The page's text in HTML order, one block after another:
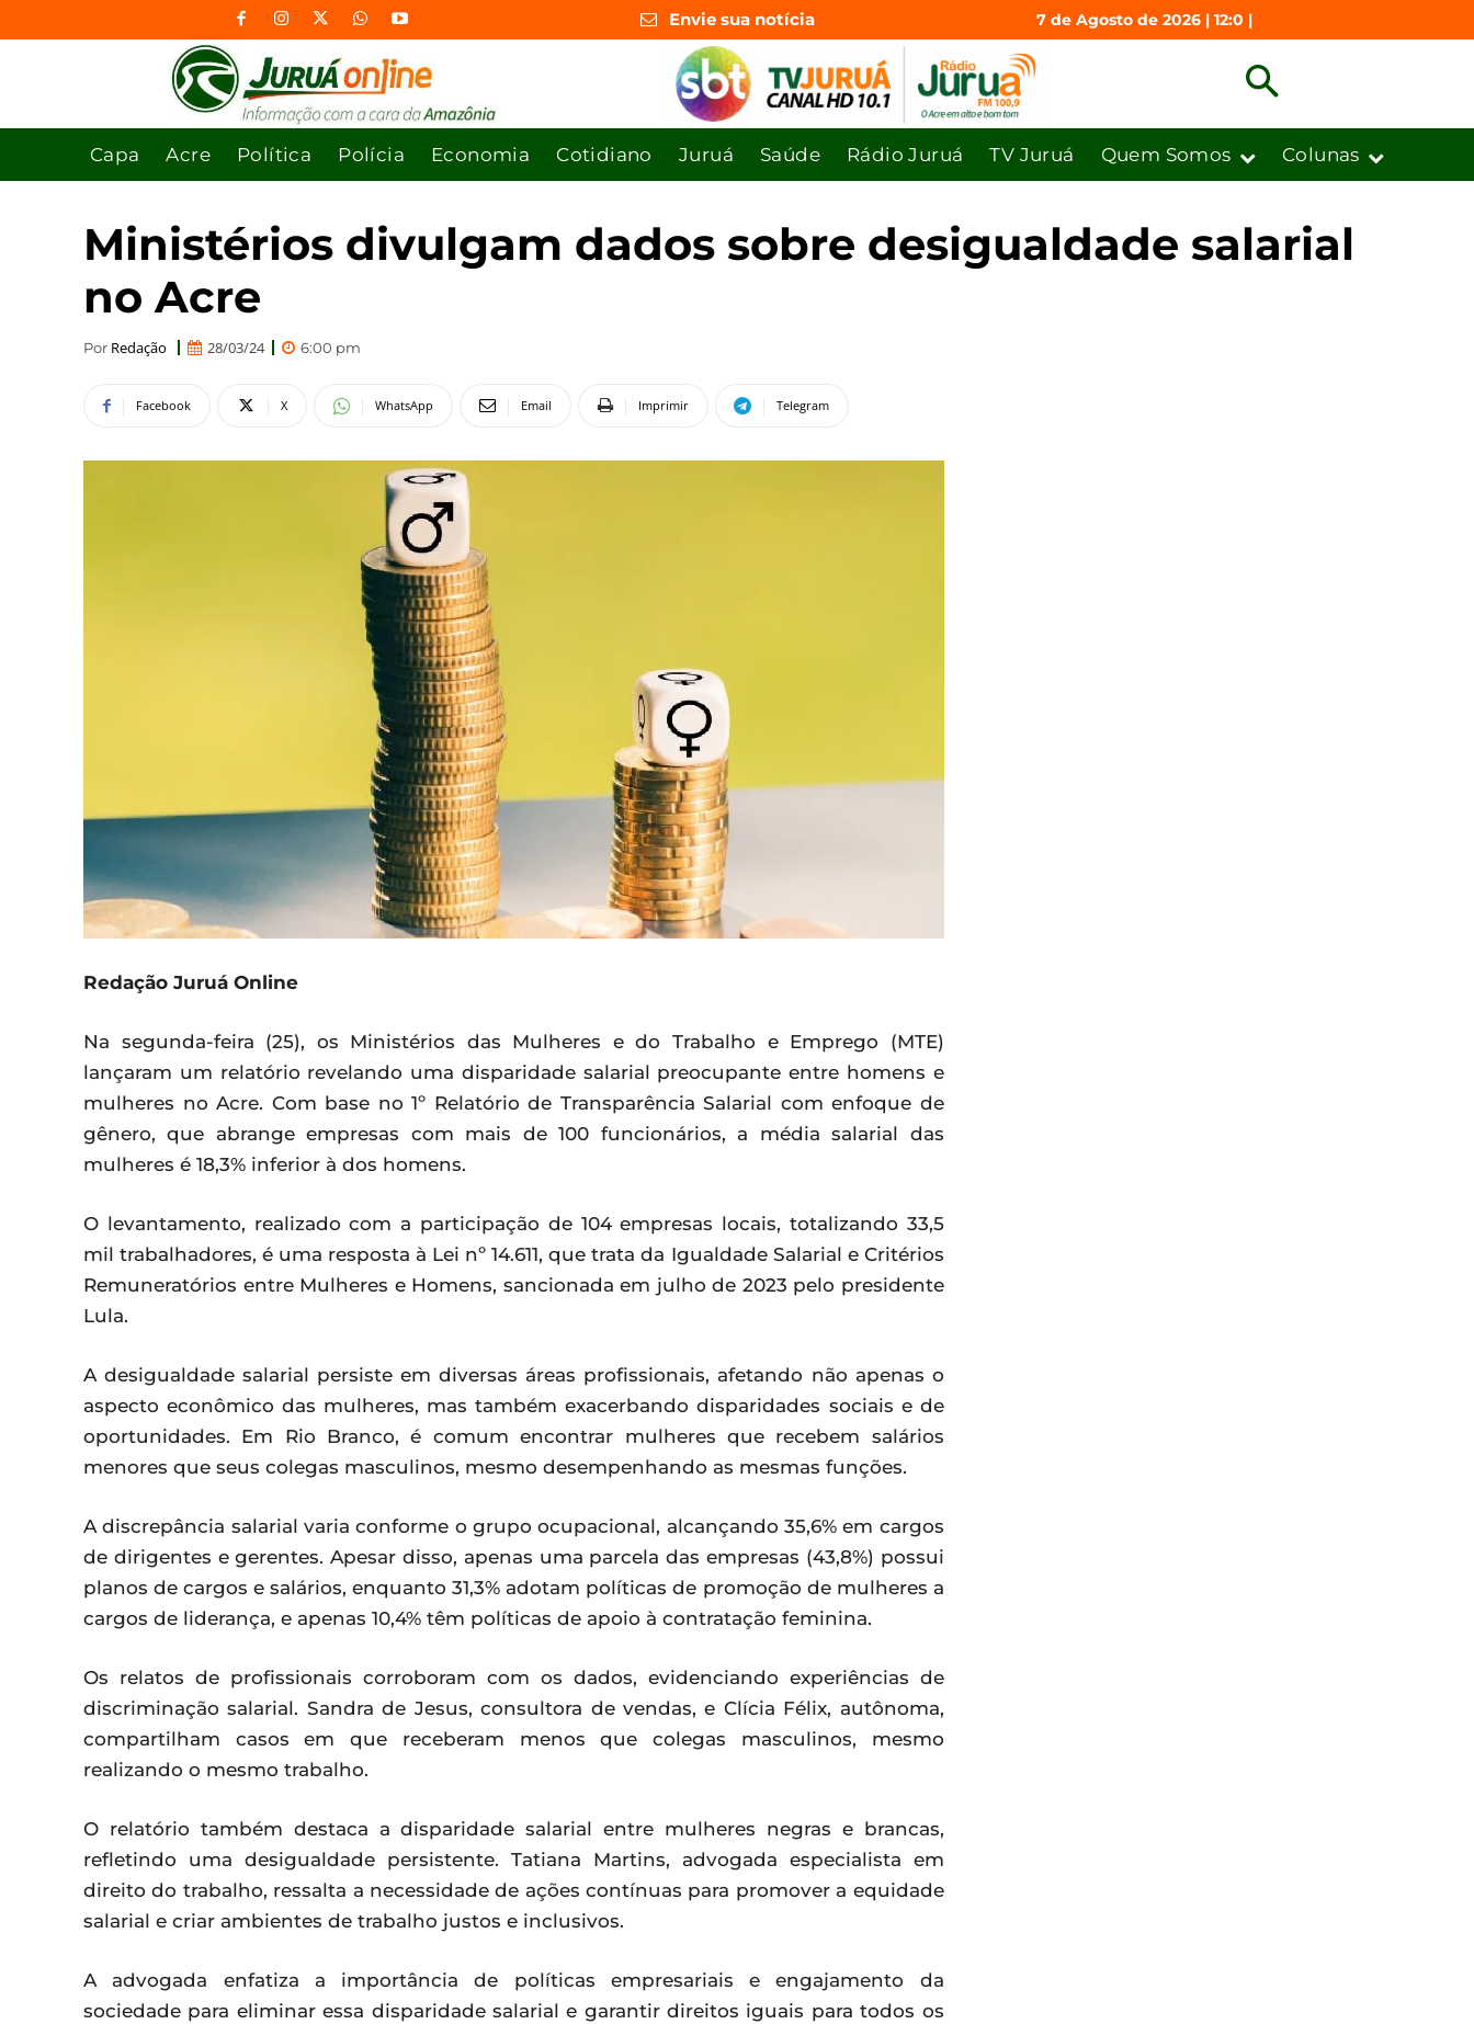
Envie sua notícia 7 de Agosto de 2026 | 12:0 |
Capa Acre Política Polícia Economia Cotidiano Juruá Saúde Rádio Juruá TV Juruá Quem Somos Colunas
Ministérios divulgam dados sobre desigualdade salarial
no Acre
Por Redação 28/03/24 6:00 pm
Facebook X WhatsApp Email Imprimir Telegram
Redação Juruá Online
Na segunda-feira (25), os Ministérios das Mulheres e do Trabalho e Emprego (MTE)
lançaram um relatório revelando uma disparidade salarial preocupante entre homens e
mulheres no Acre. Com base no 1º Relatório de Transparência Salarial com enfoque de
gênero, que abrange empresas com mais de 100 funcionários, a média salarial das
mulheres é 18,3% inferior à dos homens.
O levantamento, realizado com a participação de 104 empresas locais, totalizando 33,5
mil trabalhadores, é uma resposta à Lei nº 14.611, que trata da Igualdade Salarial e Critérios
Remuneratórios entre Mulheres e Homens, sancionada em julho de 2023 pelo presidente
Lula.
A desigualdade salarial persiste em diversas áreas profissionais, afetando não apenas o
aspecto econômico das mulheres, mas também exacerbando disparidades sociais e de
oportunidades. Em Rio Branco, é comum encontrar mulheres que recebem salários
menores que seus colegas masculinos, mesmo desempenhando as mesmas funções.
A discrepância salarial varia conforme o grupo ocupacional, alcançando 35,6% em cargos
de dirigentes e gerentes. Apesar disso, apenas uma parcela das empresas (43,8%) possui
planos de cargos e salários, enquanto 31,3% adotam políticas de promoção de mulheres a
cargos de liderança, e apenas 10,4% têm políticas de apoio à contratação feminina.
Os relatos de profissionais corroboram com os dados, evidenciando experiências de
discriminação salarial. Sandra de Jesus, consultora de vendas, e Clícia Félix, autônoma,
compartilham casos em que receberam menos que colegas masculinos, mesmo
realizando o mesmo trabalho.
O relatório também destaca a disparidade salarial entre mulheres negras e brancas,
refletindo uma desigualdade persistente. Tatiana Martins, advogada especialista em
direito do trabalho, ressalta a necessidade de ações contínuas para promover a equidade
salarial e criar ambientes de trabalho justos e inclusivos.
A advogada enfatiza a importância de políticas empresariais e engajamento da
sociedade para eliminar essa disparidade salarial e garantir direitos iguais para todos os